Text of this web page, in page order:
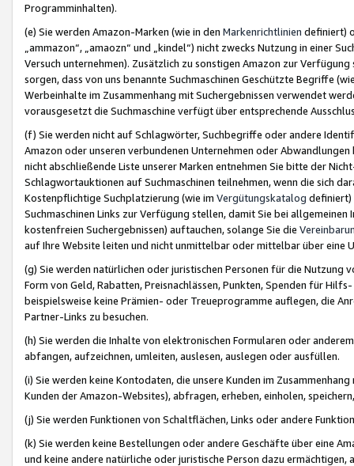
Programminhalten).
(e) Sie werden Amazon-Marken (wie in den Markenrichtlinien definiert)
„ammazon“, „amaozn“ und „kindel“) nicht zwecks Nutzung in einer
Versuch unternehmen). Zusätzlich zu sonstigen Amazon zur
sorgen, dass von uns benannte Suchmaschinen Geschützte Begriffe
Werbeinhalte im Zusammenhang mit Suchergebnissen verwendet
vorausgesetzt die Suchmaschine verfügt über entsprechende
(f) Sie werden nicht auf Schlagwörter, Suchbegriffe oder andere
Amazon oder unseren verbundenen Unternehmen oder
nicht abschließende Liste unserer Marken entnehmen Sie bitte der
Schlagwortauktionen auf Suchmaschinen teilnehmen, wenn die sich
Kostenpflichtige Suchplatzierung (wie im Vergütungskatalog definiert)
Suchmaschinen Links zur Verfügung stellen, damit Sie bei
kostenfreien Suchergebnissen) auftauchen, solange Sie die
auf Ihre Website leiten und nicht unmittelbar oder mittelbar über eine
(g) Sie werden natürlichen oder juristischen Personen für die Nutzung
Form von Geld, Rabatten, Preisnachlässen, Punkten, Spenden für
beispielsweise keine Prämien- oder Treueprogramme auflegen, die
Partner-Links zu besuchen.
(h) Sie werden die Inhalte von elektronischen Formularen oder
abfangen, aufzeichnen, umleiten, auslesen, auslegen oder ausfüllen.
(i) Sie werden keine Kontodaten, die unsere Kunden im
Kunden der Amazon-Websites), abfragen, erheben, einholen,
(j) Sie werden Funktionen von Schaltflächen, Links oder andere
(k) Sie werden keine Bestellungen oder andere Geschäfte über eine
und keine andere natürliche oder juristische Person dazu